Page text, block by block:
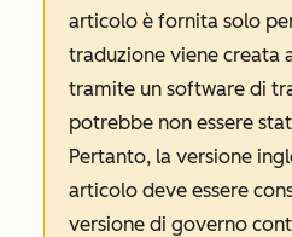
articolo è fornita solo
traduzione viene creata
tramite un software di
potrebbe non essere
Pertanto, la versione
articolo deve essere
versione di governo